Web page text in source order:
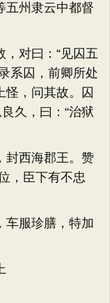
州隶云中都督
对曰：“见囚五
系囚，前卿所处
怪，问其故。囚
久，曰：“治狱
西海郡王。赞
，臣下有不忠
服珍膳，特加